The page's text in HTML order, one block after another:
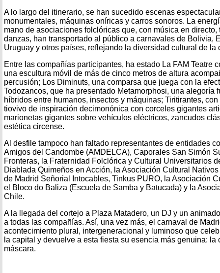
A lo largo del itinerario, se han sucedido escenas
monumentales, máquinas oníricas y carros sonoros. La
mano de asociaciones folclóricas que, con música en
danzas, han transportado al público a carnavales de Bolivia,
Uruguay y otros países, reflejando la diversidad cultural de la
Entre las compañías participantes, ha estado La FAM Teatre
una escultura móvil de más de cinco metros de altura
percusión; Los Diminuts, una comparsa que juega con la
Todozancos, que ha presentado Metamorphosi, una alegoría
híbridos entre humanos, insectos y máquinas; Tiritirantes,
tiovivo de inspiración decimonónica con corceles gigantes
marionetas gigantes sobre vehículos eléctricos, zancudos
estética circense.
Al desfile tampoco han faltado representantes de entidades
Amigos del Candombe (AMDELCA), Caporales San Simón
Fronteras, la Fraternidad Folclórica y Cultural Universitarios
Diablada Quimeños en Acción, la Asociación Cultural
de Madrid Señorial Intocables, Tinkus PURO, la Asociación
el Bloco do Baliza (Escuela de Samba y Batucada) y la
Chile.
A la llegada del cortejo a Plaza Matadero, un DJ y un
a todas las compañías. Así, una vez más, el carnaval de
acontecimiento plural, intergeneracional y luminoso que
la capital y devuelve a esta fiesta su esencia más genuina: la
máscara.